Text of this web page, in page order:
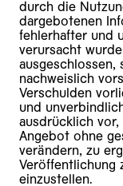
durch die
dargebotenen
fehlerhafter und
verursacht
nachweislich
Verschulden
und
ausdrücklich
Angebot ohne
verändern, zu
Veröffentlichung
einzustellen.